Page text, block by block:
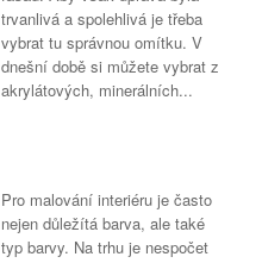
trvanlivá a spolehlivá je třeba
vybrat tu správnou omítku. V
dnešní době si můžete vybrat z
akrylátových, minerálních...
Pro malování interiéru je často
nejen důležítá barva, ale také
typ barvy. Na trhu je nespočet